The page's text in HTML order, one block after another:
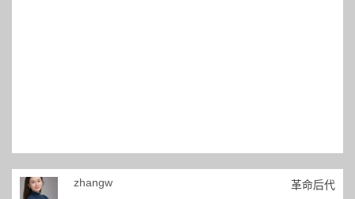
zhangw
革命后代